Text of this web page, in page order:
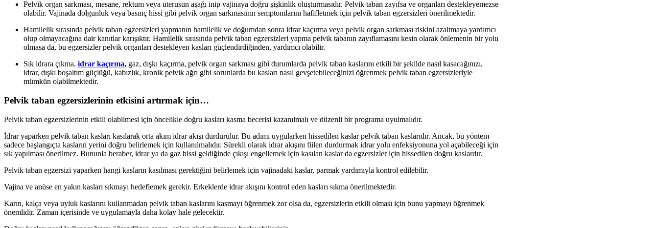
Pelvik organ sarkması, mesane, rektum veya uterusun aşağı inip vajinaya doğru şişkinlik oluşturmasıdır. Pelvik taban zayıfsa ve organları destekleyemezse
olabilir. Vajinada dolgunluk veya basınç hissi gibi pelvik organ sarkmasının semptomlarını hafifletmek için pelvik taban egzersizleri önerilmektedir.
Hamilelik sırasında pelvik taban egzersizleri yapmanın hamilelik ve doğumdan sonra idrar kaçırma veya pelvik organ sarkması riskini azaltmaya yardımcı
olup olmayacağına dair kanıtlar karışıktır. Hamilelik sırasında pelvik taban egzersizleri yapma pelvik tabanın zayıflamasını kesin olarak önlemenin bir yolu
olmasa da, bu egzersizler pelvik organları destekleyen kasları güçlendirdiğinden, yardımcı olabilir.
Sık idrara çıkma, idrar kaçırma, gaz, dışkı kaçırma, pelvik organ sarkması gibi durumlarda pelvik taban kaslarını etkili bir şekilde nasıl kasacağınızı,
idrar, dışkı boşaltım güçlüğü, kabızlık, kronik pelvik ağrı gibi sorunlarda bu kasları nasıl gevşetebileceğinizi öğrenmek pelvik taban egzersizleriyle
mümkün olabilmektedir.
Pelvik taban egzersizlerinin etkisini artırmak için…
Pelvik taban egzersizlerinin etkili olabilmesi için öncelikle doğru kasları kasma becerisi kazanılmalı ve düzenli bir programa uyulmalıdır.
İdrar yaparken pelvik taban kasları kasılarak orta akım idrar akışı durdurulur. Bu adımı uygularken hissedilen kaslar pelvik taban kaslarıdır. Ancak, bu yöntem
sadece başlangıçta kasların yerini doğru belirlemek için kullanılmalıdır. Sürekli olarak idrar akışını fiilen durdurmak idrar yolu enfeksiyonuna yol açabileceği için
sık yapılması önerilmez. Bununla beraber, idrar ya da gaz hissi geldiğinde çıkışı engellemek için kasılan kaslar da egzersizler için hissedilen doğru kaslardır.
Pelvik taban egzersizi yaparken hangi kasların kasılması gerektiğini belirlemek için vajinadaki kaslar, parmak yardımıyla kontrol edilebilir.
Vajina ve anüse en yakın kasları sıkmayı hedeflemek gerekir. Erkeklerde idrar akışını kontrol eden kasları sıkma önerilmektedir.
Karın, kalça veya uyluk kaslarını kullanmadan pelvik taban kaslarını kasmayı öğrenmek zor olsa da, egzersizlerin etkili olması için bunu yapmayı öğrenmek
önemlidir. Zaman içerisinde ve uygulamayla daha kolay hale gelecektir.